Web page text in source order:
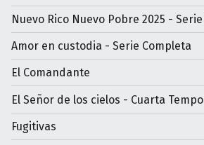
Nuevo Rico Nuevo Pobre 2025 -
Amor en custodia - Serie Completa
El Comandante
El Señor de los cielos - Cuarta
Fugitivas